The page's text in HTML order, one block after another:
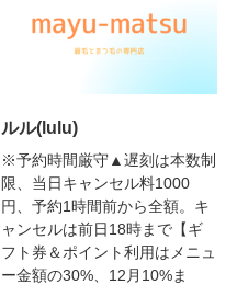
ルル(lulu)
※予約時間厳守▲遅刻は本数制
限、当日キャンセル料1000
円、予約1時間前から全額。キ
ャンセルは前日18時まで【ギ
フト券＆ポイント利用はメニュ
ー金額の30%、12月10%ま